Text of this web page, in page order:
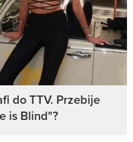
do TTV. Przebije
is Blind"?